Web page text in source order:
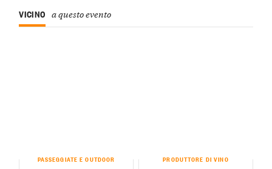
VICINO a questo evento
PASSEGGIATE E OUTDOOR PRODUTTORE DI VINO